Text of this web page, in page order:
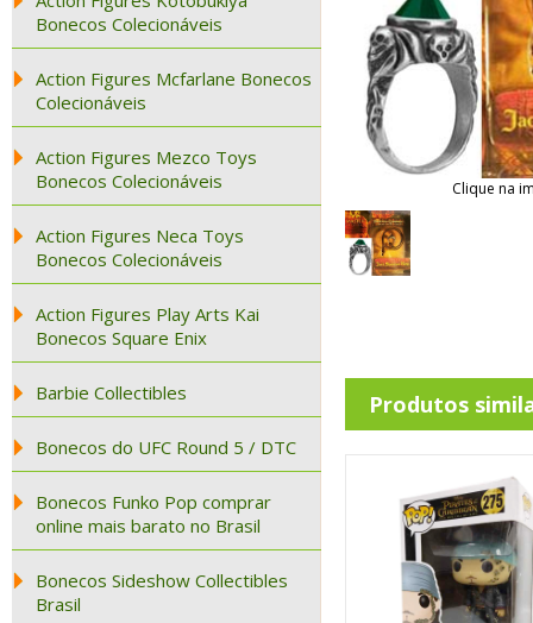
Bonecos Colecionáveis
Action Figures Mcfarlane Bonecos
Colecionáveis
Action Figures Mezco Toys
Bonecos Colecionáveis
Action Figures Neca Toys
Bonecos Colecionáveis
Action Figures Play Arts Kai
Bonecos Square Enix
Barbie Collectibles
Bonecos do UFC Round 5 / DTC
Bonecos Funko Pop comprar
online mais barato no Brasil
Bonecos Sideshow Collectibles
Brasil
Clique na
Produtos